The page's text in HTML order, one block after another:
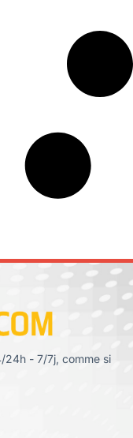
24h - 7/7j, comme si